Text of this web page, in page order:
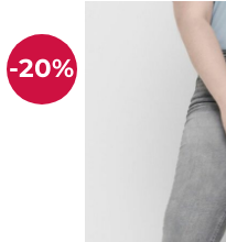
-20%